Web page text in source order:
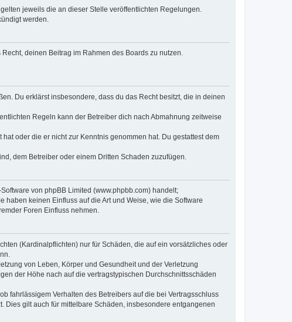
jeweils die an dieser Stelle veröffentlichten Regelungen.
werden.
deinen Beitrag im Rahmen des Boards zu nutzen.
Du erklärst insbesondere, dass du das Recht besitzt, die in deinen
Regeln kann der Betreiber dich nach Abmahnung zeitweise
oder die er nicht zur Kenntnis genommen hat. Du gestattest dem
dem Betreiber oder einem Dritten Schaden zuzufügen.
von phpBB Limited (www.phpbb.com) handelt;
keinen Einfluss auf die Art und Weise, wie die Software
Foren Einfluss nehmen.
(Kardinalpflichten) nur für Schäden, die auf ein vorsätzliches oder
von Leben, Körper und Gesundheit und der Verletzung
der Höhe nach auf die vertragstypischen Durchschnittsschäden
fahrlässigem Verhalten des Betreibers auf die bei Vertragsschluss
gilt auch für mittelbare Schäden, insbesondere entgangenen